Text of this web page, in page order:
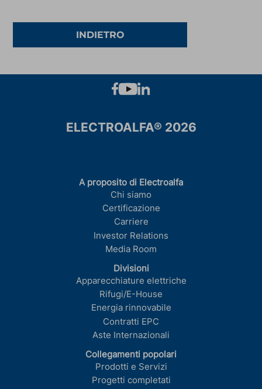
INDIETRO
ELECTROALFA® 2026
A proposito di Electroalfa
Chi siamo
Certificazione
Carriere
Investor Relations
Media Room
Divisioni
Apparecchiature elettriche
Rifugi/E-House
Energia rinnovabile
Contratti EPC
Aste Internazionali
Collegamenti popolari
Prodotti e Servizi
Progetti completati